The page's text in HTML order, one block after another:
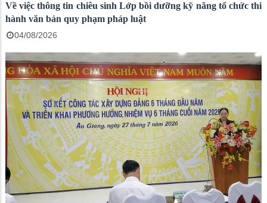
Về việc thông tin chiêu sinh Lớp bồi dưỡng kỹ năng tổ chức thi
hành văn bản quy phạm pháp luật
04/08/2026